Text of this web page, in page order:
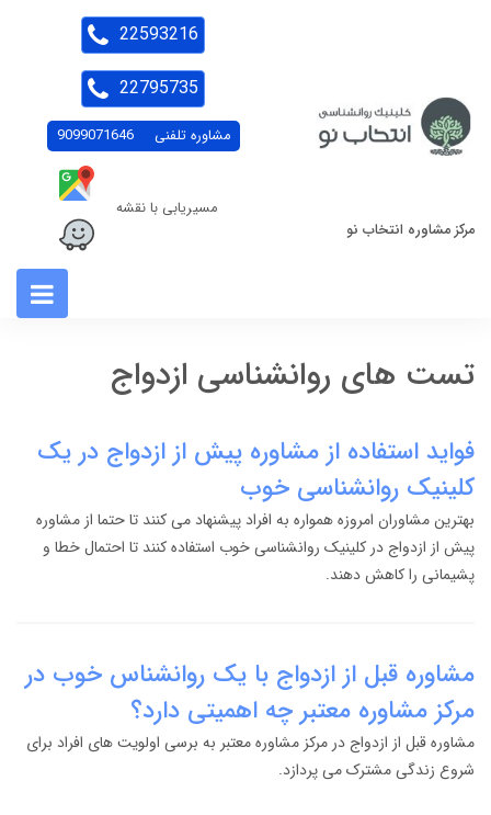
مرکز مشاوره انتخاب نو
مشاوره تلفنی 9099071646
مسیریابی با نقشه
22593216
22795735
تست های روانشناسی ازدواج
فواید استفاده از مشاوره پیش از ازدواج در یک
کلینیک روانشناسی خوب
بهترین مشاوران امروزه همواره به افراد پیشنهاد می کنند تا حتما از مشاوره
پیش از ازدواج در کلینیک روانشناسی خوب استفاده کنند تا احتمال خطا و
پشیمانی را کاهش دهند.
مشاوره قبل از ازدواج با یک روانشناس خوب در
مرکز مشاوره معتبر چه اهمیتی دارد؟
مشاوره قبل از ازدواج در مرکز مشاوره معتبر به برسی اولویت های افراد برای
شروع زندگی مشترک می پردازد.